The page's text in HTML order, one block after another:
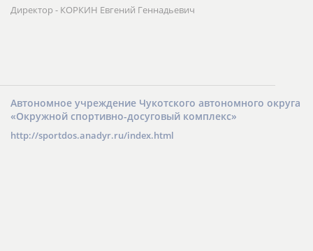
Директор - КОРКИН Евгений Геннадьевич
Автономное учреждение Чукотского автономного округа
«Окружной спортивно-досуговый комплекс»
http://sportdos.anadyr.ru/index.html